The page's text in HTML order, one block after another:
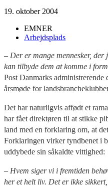
19. oktober 2004
EMNER
Arbejdsplads
– Der er mange mennesker,
kan tilbyde dem at komme i
Post Danmarks administrerende
årsmøde for
Det har naturligvis affødt et
har fået direktøren til at stikke
land med en forklaring om, at
Forklaringen virker tyndbenet i
uddybede sin såkaldte vittighed:
– Hvem siger vi i fremtiden
her et helt liv. Det er ikke